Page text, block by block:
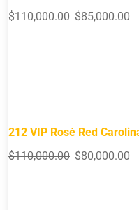
$110,000.00 $85,000.00
212 VIP Rosé Red
$110,000.00 $80,000.00